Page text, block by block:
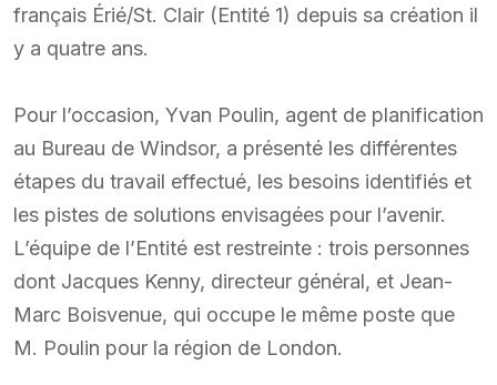
français Érié/St. Clair (Entité 1) depuis sa création il
y a quatre ans.
Pour l’occasion, Yvan Poulin, agent de planification
au Bureau de Windsor, a présenté les différentes
étapes du travail effectué, les besoins identifiés et
les pistes de solutions envisagées pour l’avenir.
L’équipe de l’Entité est restreinte : trois personnes
dont Jacques Kenny, directeur général, et Jean-
Marc Boisvenue, qui occupe le même poste que
M. Poulin pour la région de London.